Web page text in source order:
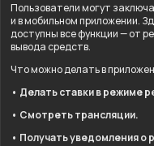
Пользователи могут
и в мобильном приложении.
доступны все функции — от
вывода средств.
Что можно делать в
• Делать ставки в режиме
• Смотреть трансляции.
• Получать уведомления о